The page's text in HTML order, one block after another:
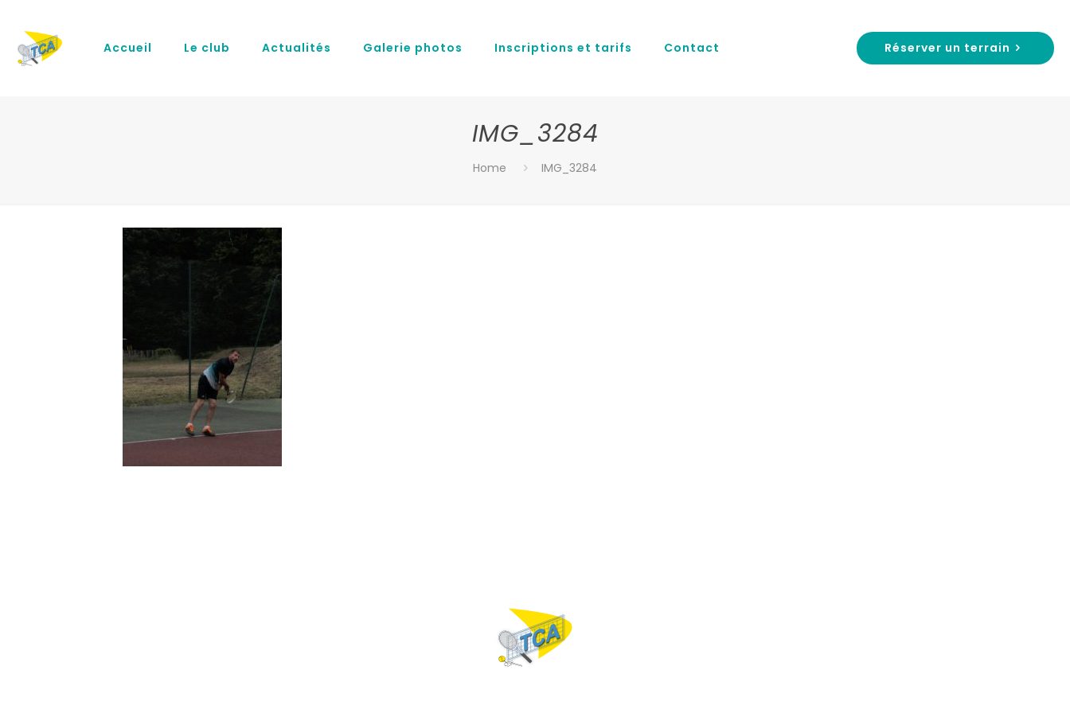
Accueil Le club Actualités Galerie photos Inscriptions et tarifs Contact Réserver un terrain
IMG_3284
Home IMG_3284